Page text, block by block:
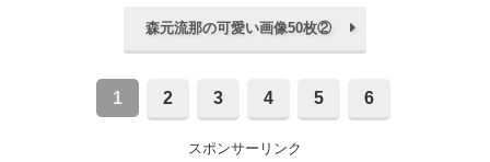
森元流那の可愛い画像50枚②
1 2 3 4 5 6
スポンサーリンク